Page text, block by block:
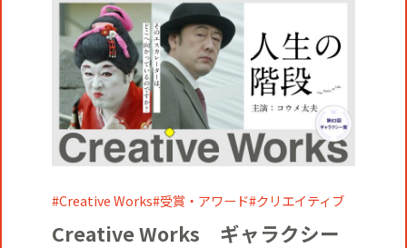
Creative Works 受賞・アワード クリエイティブ
Creative Works ギャラクシー